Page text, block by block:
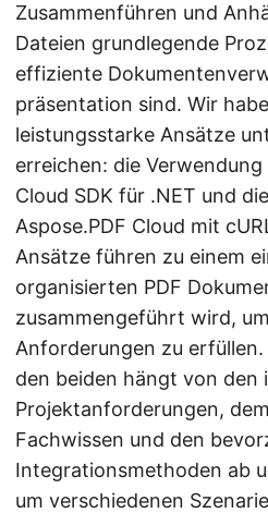
Zusammenführen und
Dateien grundlegende
effiziente
präsentation sind. Wir
leistungsstarke Ansätze
erreichen: die Verwendung
Cloud SDK für .NET und
Aspose.PDF Cloud mit
Ansätze führen zu einem
organisierten PDF
zusammengeführt wird,
Anforderungen zu erfüllen.
den beiden hängt von den
Projektanforderungen,
Fachwissen und den
Integrationsmethoden ab
um verschiedenen